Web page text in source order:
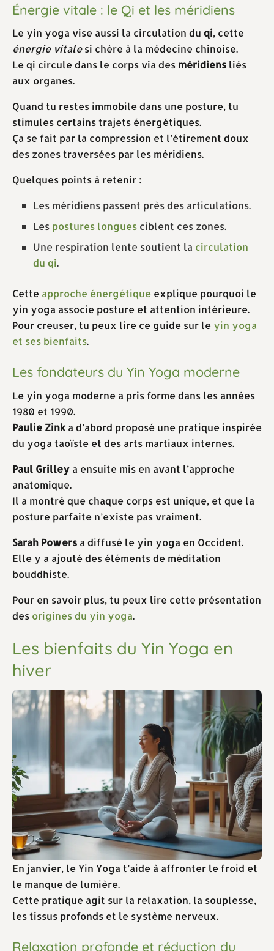
Énergie vitale : le Qi et les méridiens
Le yin yoga vise aussi la circulation du qi, cette
énergie vitalesi chère à la médecine chinoise.
Le qi circule dans le corps via des méridiens liés
aux organes.
Quand tu restes immobile dans une posture, tu
stimules certains trajets énergétiques.
Ça se fait par la compression et l’étirement doux
des zones traversées par les méridiens.
Quelques points à retenir :
Les méridiens passent près des articulations.
Les postures longues ciblent ces zones.
Une respiration lente soutient la circulation
du qi.
Cette approche énergétique explique pourquoi le
yin yoga associe posture et attention intérieure.
Pour creuser, tu peux lire ce guide sur le yin yoga
et ses bienfaits.
Les fondateurs du Yin Yoga moderne
Le yin yoga moderne a pris forme dans les années
1980 et 1990.
Paulie Zink a d’abord proposé une pratique inspirée
du yoga taoïste et des arts martiaux internes.
Paul Grilley a ensuite mis en avant l’approche
anatomique.
Il a montré que chaque corps est unique, et que la
posture parfaite n’existe pas vraiment.
Sarah Powers a diffusé le yin yoga en Occident.
Elle y a ajouté des éléments de méditation
bouddhiste.
Pour en savoir plus, tu peux lire cette présentation
des origines du yin yoga.
Les bienfaits du Yin Yoga en
hiver
En janvier, le Yin Yoga t’aide à affronter le froid et
le manque de lumière.
Cette pratique agit sur la relaxation, la souplesse,
les tissus profonds et le système nerveux.
Relaxation profonde et réduction du